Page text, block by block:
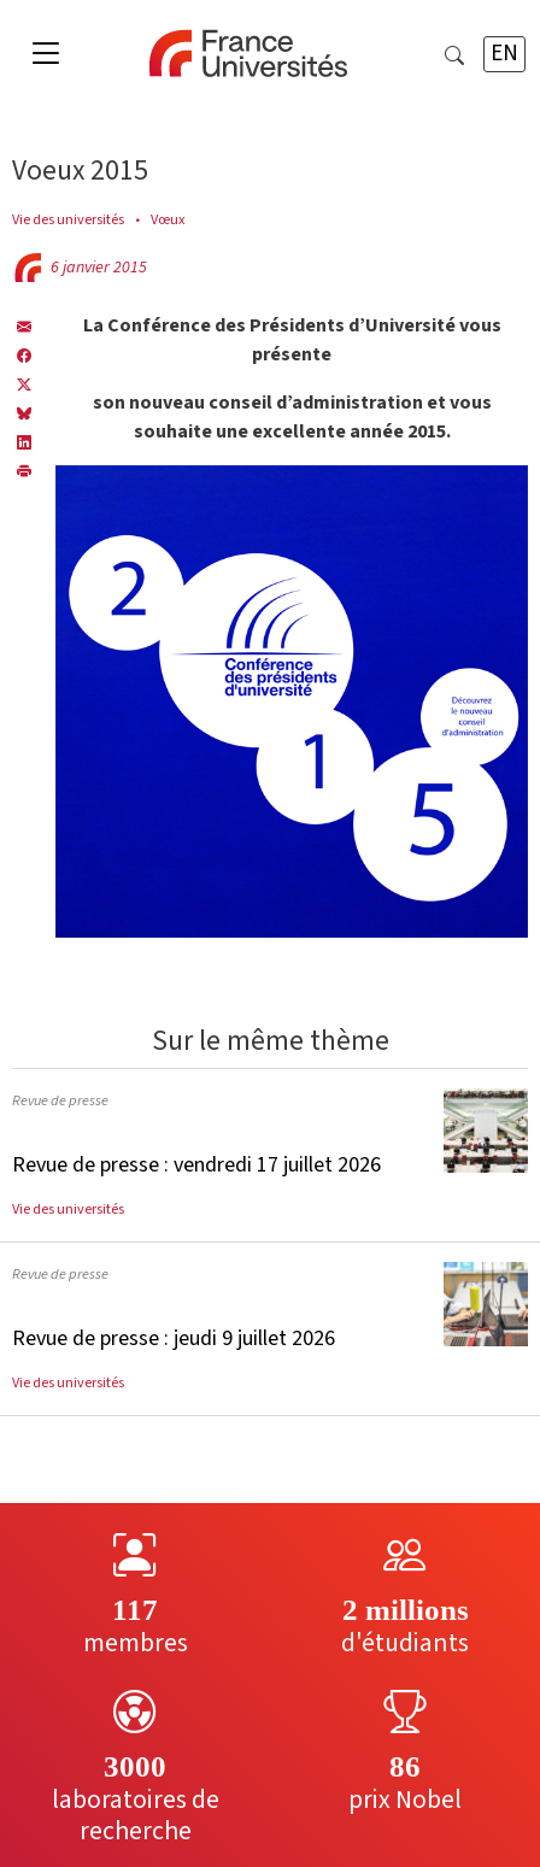
EN
Voeux 2015
Vie des universités Vœux
6 janvier 2015
La Conférence des Présidents d’Université vous
présente
son nouveau conseil d’administration et vous
souhaite une excellente année 2015.
Sur le même thème
Revue de presse
Revue de presse : vendredi 17 juillet 2026
Vie des universités
Revue de presse
Revue de presse : jeudi 9 juillet 2026
Vie des universités
117
membres
2 millions
d'étudiants
3000
laboratoires de
recherche
86
prix Nobel